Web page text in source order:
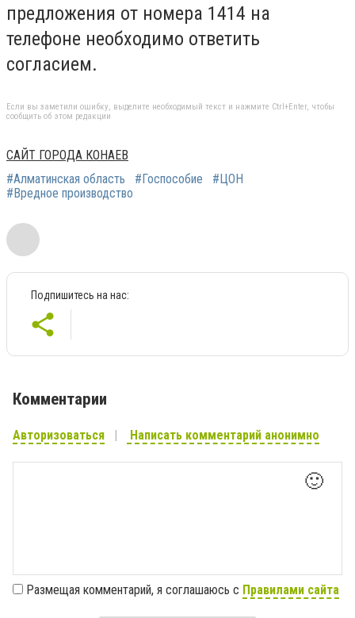
предложения от номера 1414 на
телефоне необходимо ответить
согласием.
Если вы заметили ошибку, выделите необходимый текст и нажмите Ctrl+Enter, чтобы
сообщить об этом редакции
САЙТ ГОРОДА КОНАЕВ
#Алматинская область
#Госпособие
#ЦОН
#Вредное производство
Подпишитесь на нас:
Комментарии
Авторизоваться Написать комментарий анонимно
🙂
Размещая комментарий, я соглашаюсь с Правилами сайта